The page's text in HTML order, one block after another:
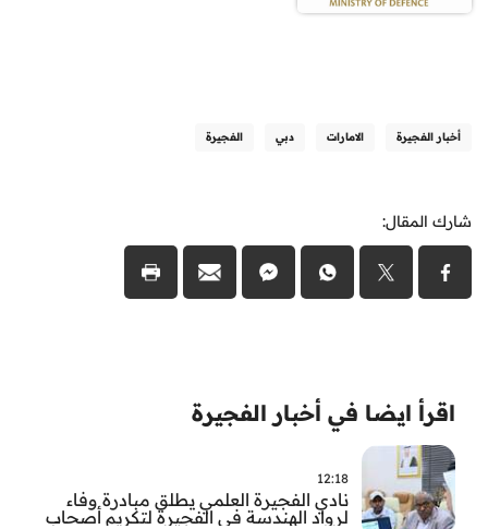
أخبار الفجيرة الامارات دبي الفجيرة
شارك المقال:
اقرأ ايضا في أخبار الفجيرة
12:18
نادي الفجيرة العلمي يطلق مبادرة وفاء
لرواد الهندسة في الفجيرة لتكريم أصحاب